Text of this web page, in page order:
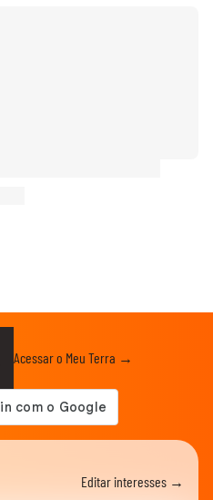
Acessar o Meu Terra →
Editar interesses →